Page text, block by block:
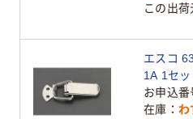
この出荷
エスコ
1A 1セッ
お申込番
在庫
わ